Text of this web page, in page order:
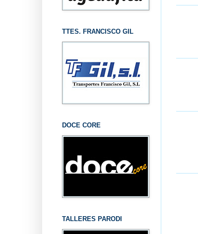
TTES. FRANCISCO GIL
DOCE CORE
TALLERES PARODI